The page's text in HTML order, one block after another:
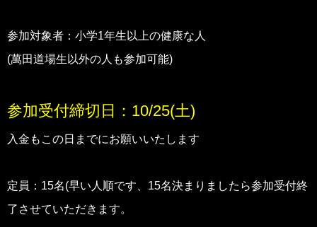
参加対象者：小学1年生以上の健康な人
(萬田道場生以外の人も参加可能)
参加受付締切日：10/25(土)
入金もこの日までにお願いいたします
定員：15名(早い人順です、15名決まりましたら参加受付終
了させていただきます。